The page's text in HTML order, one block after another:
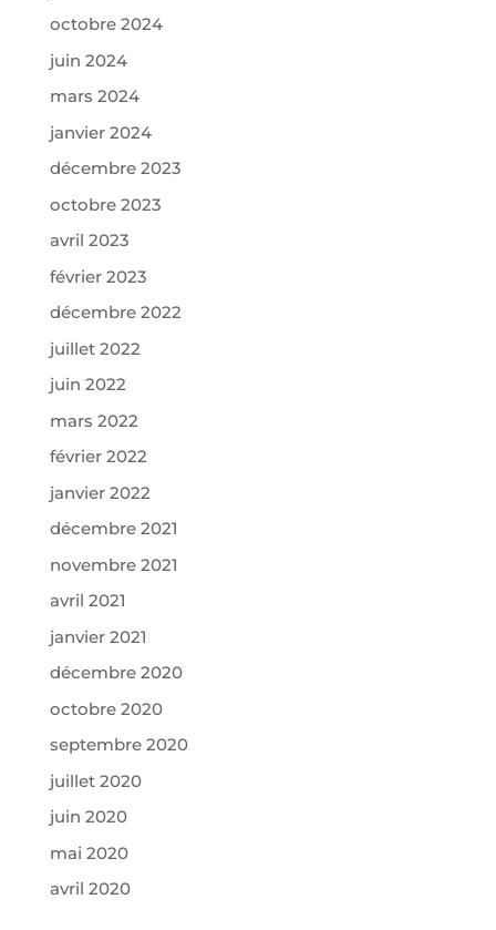
octobre 2024
juin 2024
mars 2024
janvier 2024
décembre 2023
octobre 2023
avril 2023
février 2023
décembre 2022
juillet 2022
juin 2022
mars 2022
février 2022
janvier 2022
décembre 2021
novembre 2021
avril 2021
janvier 2021
décembre 2020
octobre 2020
septembre 2020
juillet 2020
juin 2020
mai 2020
avril 2020